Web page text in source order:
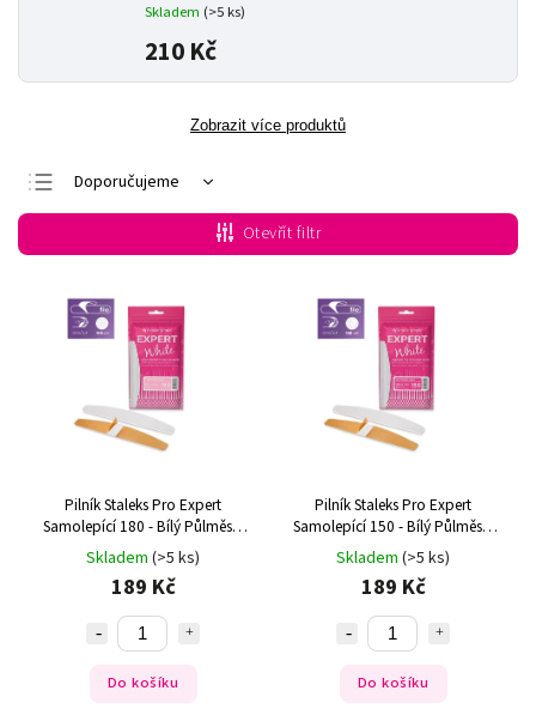
Skladem (>5 ks)
210 Kč
Zobrazit více produktů
Doporučujeme
Nejlevnější
Nejdražší
Nejprodávanější
Abecedně
Otevřít filtr
Pilník Staleks Pro Expert
Samolepící 180 - Bílý Půlměsíc
(30ks)
Skladem (>5 ks)
189 Kč
Do košíku
Pilník Staleks Pro Expert
Samolepící 150 - Bílý Půlměsíc
(30ks)
Skladem (>5 ks)
189 Kč
Do košíku